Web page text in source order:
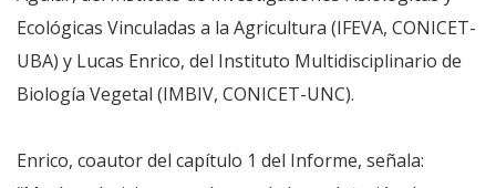
Ecológicas Vinculadas a la Agricultura (IFEVA, CONICET-
UBA) y Lucas Enrico, del Instituto Multidisciplinario de
Biología Vegetal (IMBIV, CONICET-UNC).
Enrico, coautor del capítulo 1 del Informe, señala: